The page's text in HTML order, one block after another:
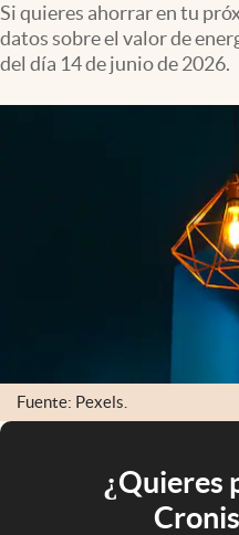
Si quieres ahorrar en tu
datos sobre el valor de
del día 14 de junio de 2026.
Fuente: Pexels.
¿Quieres